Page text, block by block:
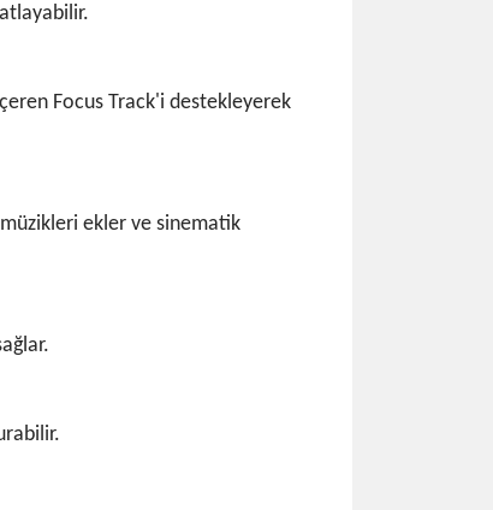
Focus Track'i destekleyerek
ekler ve sinematik